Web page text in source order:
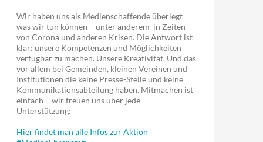
Wir haben uns als Medienschaffende überlegt
was wir tun können – unter anderem in Zeiten
von Corona und anderen Krisen. Die Antwort ist
klar: unsere Kompetenzen und Möglichkeiten
verfügbar zu machen. Unsere Kreativität. Und das
vor allem bei Gemeinden, kleinen Vereinen und
Institutionen die keine Presse-Stelle und keine
Kommunikationsabteilung haben. Mitmachen ist
einfach – wir freuen uns über jede
Unterstützung:
Hier findet man alle Infos zur Aktion